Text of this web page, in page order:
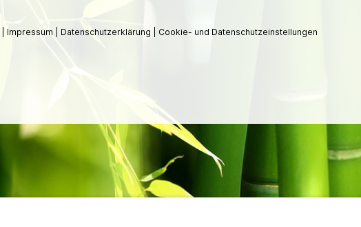
Impressum Datenschutzerklärung Cookie- und Datenschutzeinstellungen